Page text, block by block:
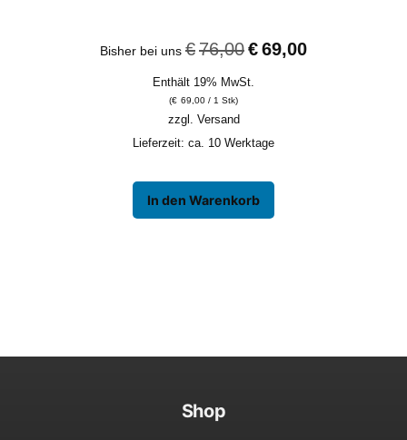
Bisher bei uns €76,00 Ursprünglicher
war:
€69,00
Enthält 19% MwSt.
(€ 69,00 / 1 Stk)
zzgl. Versand
Lieferzeit: ca. 10 Werktage
In den Warenkorb
Shop